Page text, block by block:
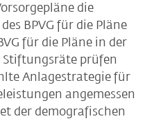
die
BPVG für die Pläne
für die Pläne in der
Stiftungsräte prüfen
Anlagestrategie für
angemessen
der demografischen